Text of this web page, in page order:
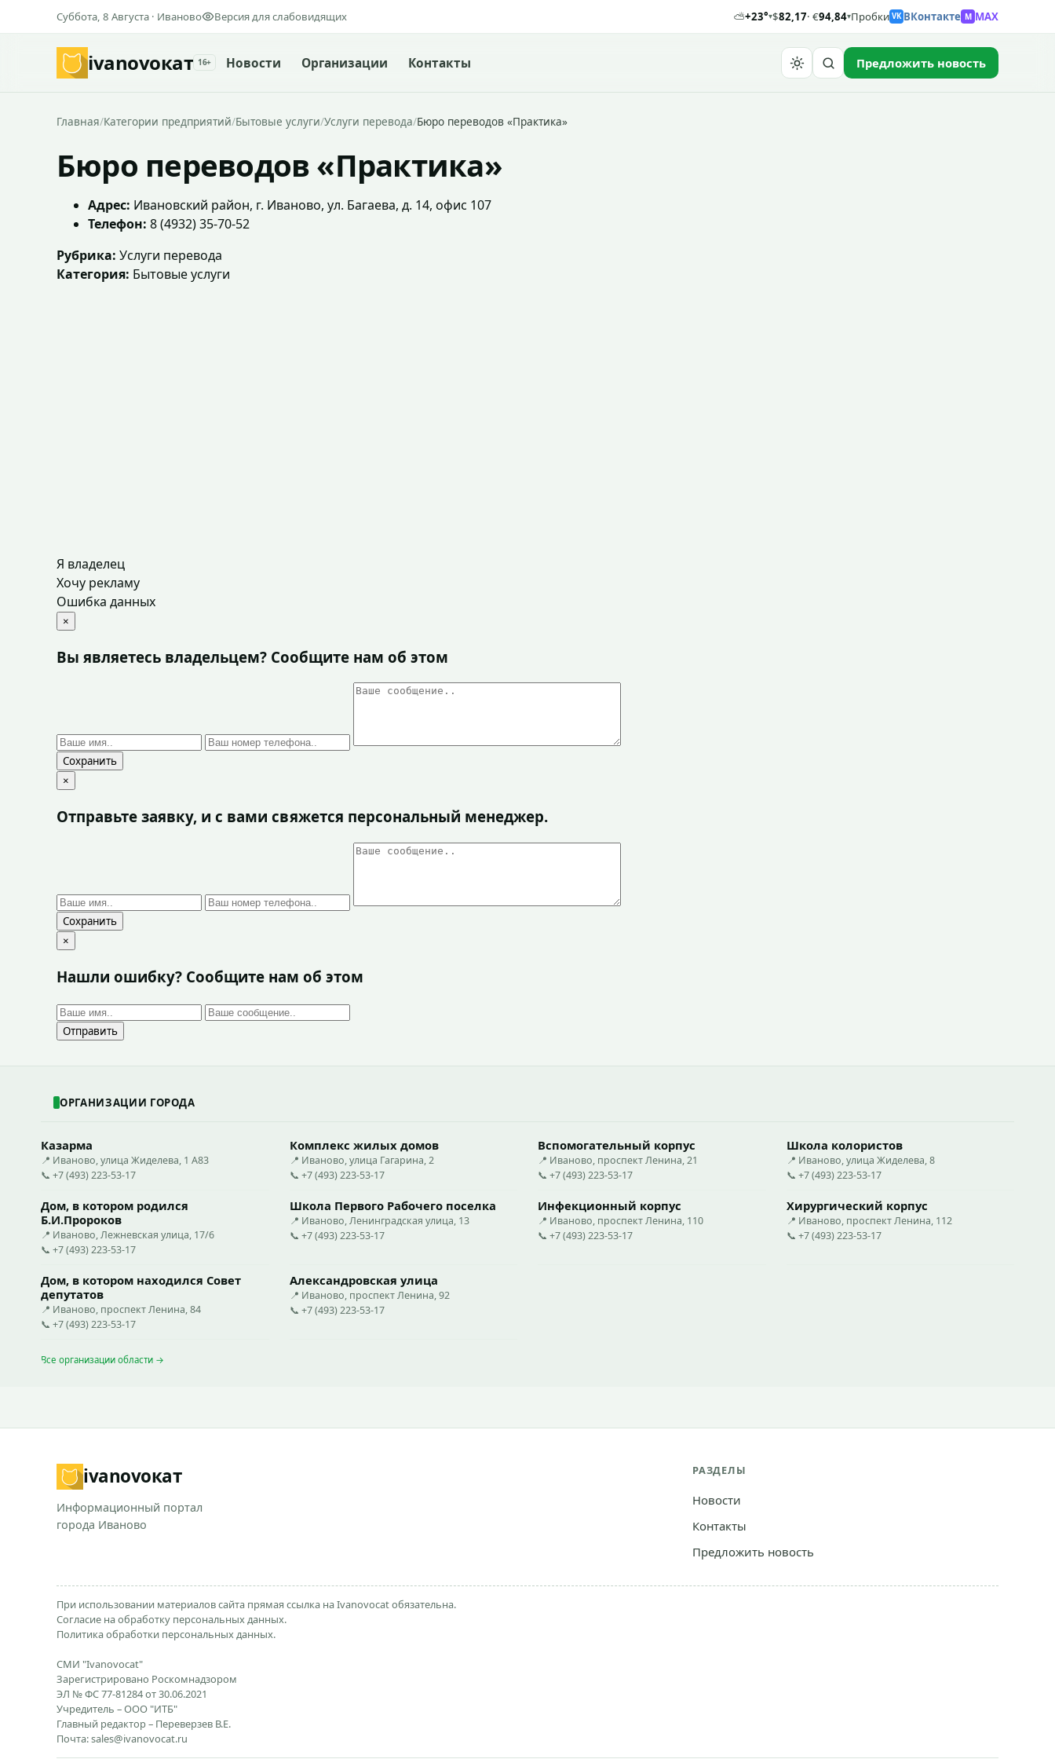
Суббота, 8 Августа · Иваново Версия для слабовидящих ⛅+23°▾$82,17· €94,84▾Пробки VK ВКонтакте M MAX
ivanovoкат 16+ Новости Организации Контакты Предложить новость
Главная/Категории предприятий/Бытовые услуги/Услуги перевода/Бюро переводов «Практика»
Бюро переводов «Практика»
Адрес: Ивановский район, г. Иваново, ул. Багаева, д. 14, офис 107
Телефон: 8 (4932) 35-70-52
Рубрика: Услуги перевода
Категория: Бытовые услуги
Я владелец
Хочу рекламу
Ошибка данных
×
Вы являетесь владельцем? Сообщите нам об этом
Сохранить
×
Отправьте заявку, и с вами свяжется персональный менеджер.
Сохранить
×
Нашли ошибку? Сообщите нам об этом
Отправить
ОРГАНИЗАЦИИ ГОРОДА
Казарма
📍 Иваново, улица Жиделева, 1 А83
📞 +7 (493) 223-53-17
Комплекс жилых домов
📍 Иваново, улица Гагарина, 2
📞 +7 (493) 223-53-17
Вспомогательный корпус
📍 Иваново, проспект Ленина, 21
📞 +7 (493) 223-53-17
Школа колористов
📍 Иваново, улица Жиделева, 8
📞 +7 (493) 223-53-17
Дом, в котором родился
Б.И.Пророков
📍 Иваново, Лежневская улица, 17/6
📞 +7 (493) 223-53-17
Школа Первого Рабочего поселка
📍 Иваново, Ленинградская улица, 13
📞 +7 (493) 223-53-17
Инфекционный корпус
📍 Иваново, проспект Ленина, 110
📞 +7 (493) 223-53-17
Хирургический корпус
📍 Иваново, проспект Ленина, 112
📞 +7 (493) 223-53-17
Дом, в котором находился Совет
депутатов
📍 Иваново, проспект Ленина, 84
📞 +7 (493) 223-53-17
Александровская улица
📍 Иваново, проспект Ленина, 92
📞 +7 (493) 223-53-17
Все организации области →
ivanovoкат
Информационный портал
города Иваново
РАЗДЕЛЫ
Новости
Контакты
Предложить новость
При использовании материалов сайта прямая ссылка на Ivanovocat обязательна.
Согласие на обработку персональных данных.
Политика обработки персональных данных.
СМИ "Ivanovocat"
Зарегистрировано Роскомнадзором
ЭЛ № ФС 77-81284 от 30.06.2021
Учредитель – ООО "ИТБ"
Главный редактор – Переверзев В.Е.
Почта:sales@ivanovocat.ru